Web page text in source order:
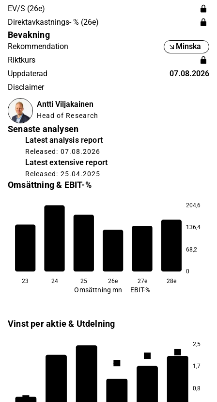
EV/S (26e)
Direktavkastnings- % (26e)
Bevakning
Rekommendation
Minska
Riktkurs
Uppdaterad
07.08.2026
Disclaimer
Antti Viljakainen
Head of Research
Senaste analysen
Latest analysis report
Released: 07.08.2026
Latest extensive report
Released: 25.04.2025
Omsättning & EBIT-%
204,6
136,4
68,2
0
23 24 25 26e 27e 28e
Omsättning mn EBIT-%
Vinst per aktie & Utdelning
2,5
1,7
0,8
1,0
4,2
5,2